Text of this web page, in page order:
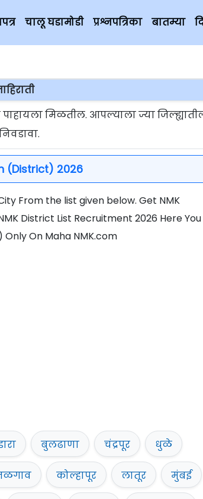
चालू घडामोडी प्रश्नपत्रिका बातम्या
मिळतील. आपल्याला ज्या
(District) 2026
From the list given below. Get NMK
District List Recruitment 2026 Here You
On Maha NMK.com
बुलढाणा चंद्रपूर धुळे
कोल्हापूर लातूर मुंबई